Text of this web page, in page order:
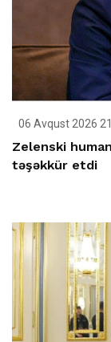
06 Avqust 2026
Zelenski
təşəkkür etdi